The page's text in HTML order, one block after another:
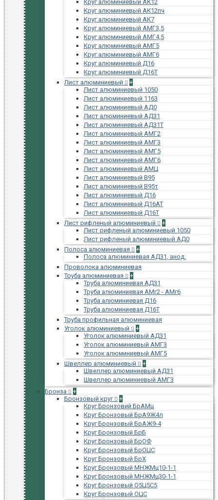
Круг алюминиевый АК12
Круг алюминиевый АК12пч
Круг алюминиевый АК7
Круг алюминиевый АМГ3,5
Круг алюминиевый АМГ4,5
Круг алюминиевый АМГ5
Круг алюминиевый АМГ6
Круг алюминиевый Д16
Круг алюминиевый Д16Т
Лист алюминиевый
+
Лист алюминиевый 1050
Лист алюминиевый 1163
Лист алюминиевый АД0
Лист алюминиевый АД31
Лист алюминиевый АД31Т
Лист алюминиевый АМГ2
Лист алюминиевый АМГ3
Лист алюминиевый АМГ5
Лист алюминиевый АМГ6
Лист алюминиевый АМЦ
Лист алюминиевый В95
Лист алюминиевый В95т
Лист алюминиевый Д16
Лист алюминиевый Д16АТ
Лист алюминиевый Д16Т
Лист рифленый алюминиевый
+
Лист рифленый алюминиевый 1050
Лист рифленый алюминиевый АД0
Полоса алюминиевая
+
Полоса алюминиевая АД31, анод.
Проволока алюминиевая
Труба алюминиевая
+
Труба алюминиевая АД31
Труба алюминиевая АМг2 - АМг6
Труба алюминиевая Д16
Труба алюминиевая Д16Т
Труба профильная алюминиевая
Уголок алюминиевый
+
Уголок алюминиевый АД31
Уголок алюминиевый АМГ3
Уголок алюминиевый АМГ5
Швеллер алюминиевый
+
Швеллер алюминиевый АД31
Швеллер алюминиевый АМГ3
Бронза
+
Бронзовый круг
+
Круг Бронзовий БрАМц
Круг Бронзовый БрА9Ж4л
Круг Бронзовый БрАЖ9-4
Круг Бронзовый БрБ
Круг Бронзовый БрОФ
Круг Бронзовый БрОЦС
Круг Бронзовый БрХ
Круг Бронзовый МНЖМц10-1-1
Круг Бронзовый МНЖМц30-1-1
Круг Бронзовый О5Ц5С5
Круг Бронзовый ОЦС